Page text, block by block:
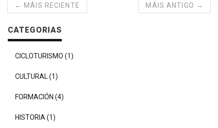
← MÁIS RECIENTE MÁIS ANTIGO →
CATEGORIAS
CICLOTURISMO (1)
CULTURAL (1)
FORMACIÓN (4)
HISTORIA (1)